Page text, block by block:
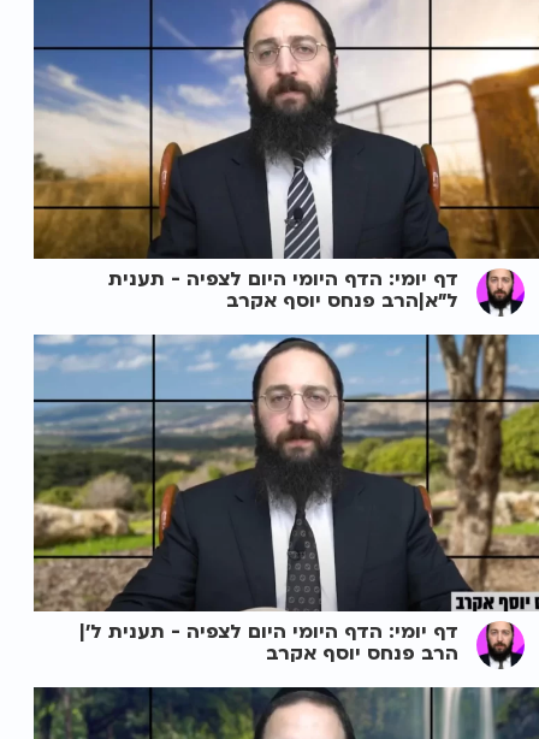
דף יומי: הדף היומי היום לצפיה - תענית
ל"א|הרב פנחס יוסף אקרב
דף יומי: הדף היומי היום לצפיה - תענית ל'|
הרב פנחס יוסף אקרב